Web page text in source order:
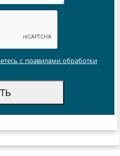
с правилами обработки